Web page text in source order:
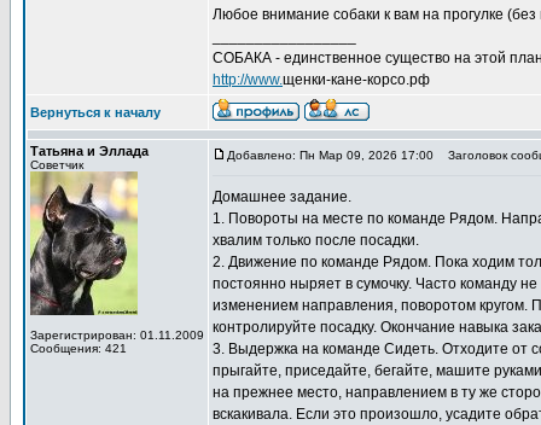
Любое внимание собаки к вам на прогулке
СОБАКА - единственное существо на этой
http://www.щенки-кане-корсо.рф
Вернуться к началу
Татьяна и Эллада
Советчик
Зарегистрирован: 01.11.2009
Сообщения: 421
Добавлено: Пн Мар 09, 2026 17:00 Заголовок
Домашнее задание.
1. Повороты на месте по команде Рядом.
хвалим только после посадки.
2. Движение по команде Рядом. Пока ходим
постоянно ныряет в сумочку. Часто команду
изменением направления, поворотом кругом.
контролируйте посадку. Окончание навыка
3. Выдержка на команде Сидеть. Отходите от
прыгайте, приседайте, бегайте, машите
на прежнее место, направлением в ту же
вскакивала. Если это произошло, усадите